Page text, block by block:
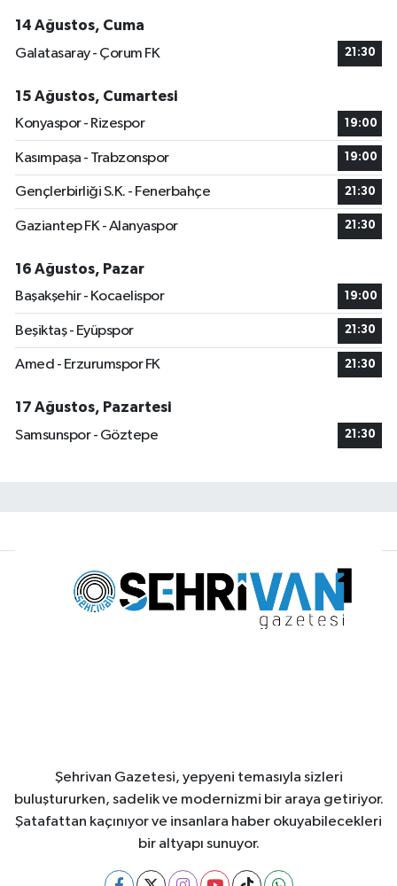
14 Ağustos, Cuma
Galatasaray - Çorum FK
21:30
15 Ağustos, Cumartesi
Konyaspor - Rizespor
19:00
Kasımpaşa - Trabzonspor 19:00
Gençlerbirliği S.K. - Fenerbahçe 21:30
Gaziantep FK - Alanyaspor 21:30
16 Ağustos, Pazar
Başakşehir - Kocaelispor
19:00
Beşiktaş - Eyüpspor 21:30
Amed - Erzurumspor FK 21:30
17 Ağustos, Pazartesi
Samsunspor - Göztepe
21:30
Şehrivan Gazetesi, yepyeni temasıyla sizleri
buluştururken, sadelik ve modernizmi bir araya getiriyor.
Şatafattan kaçınıyor ve insanlara haber okuyabilecekleri
bir altyapı sunuyor.